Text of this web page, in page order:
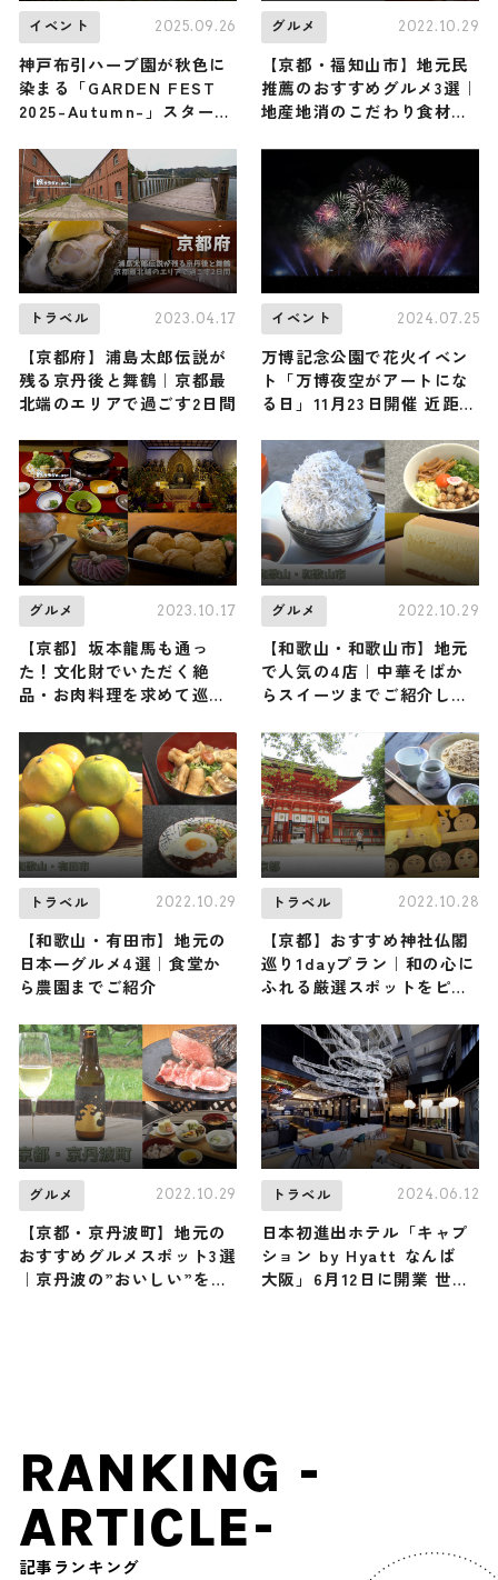
イベント 2025.09.26
神戸布引ハーブ園が秋色に
染まる「GARDEN FEST
2025-Autumn-」スター
「ドイツ祭り」も同時開催
グルメ 2022.10.29
【京都・福知山市】地元民
推薦のおすすめグルメ3選｜
地産地消のこだわり食材＆
トラベル 2023.04.17
【京都府】浦島太郎伝説が
残る京丹後と舞鶴｜京都最
北端のエリアで過ごす2日間
イベント 2024.07.25
万博記念公園で花火イベン
ト「万博夜空がアートにな
る日」11月23日開催 近距離
グルメ 2023.10.17
【京都】坂本龍馬も通っ
た！文化財でいただく絶
品・お肉料理を求めて巡る
グルメ 2022.10.29
【和歌山・和歌山市】地元
で人気の4店｜中華そばか
らスイーツまでご紹介しま
トラベル 2022.10.29
【和歌山・有田市】地元の
日本一グルメ4選｜食堂か
ら農園までご紹介
トラベル 2022.10.28
【京都】おすすめ神社仏閣
巡り1dayプラン｜和の心に
ふれる厳選スポットをピッ
グルメ 2022.10.29
【京都・京丹波町】地元の
おすすめグルメスポット3選
｜京丹波の”おいしい”をご
トラベル 2024.06.12
日本初進出ホテル「キャプ
ション by Hyatt なんば
大阪」6月12日に開業 世界
RANKING -
ARTICLE-
記事ランキング